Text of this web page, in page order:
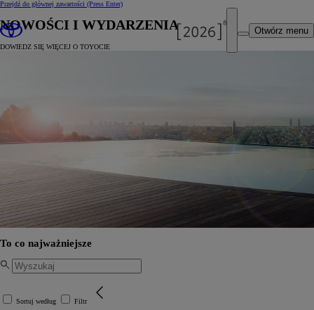
Przejdź do głównej zawartości (Press Enter)
Otwórz menu
NOWOŚCI I WYDARZENIA
DOWIEDZ SIĘ WIĘCEJ O TOYOCIE
To co najważniejsze
Sortuj według Filtr